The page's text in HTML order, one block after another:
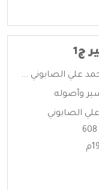
ج1
علي الصابوني ...
وأصوله
الصابوني